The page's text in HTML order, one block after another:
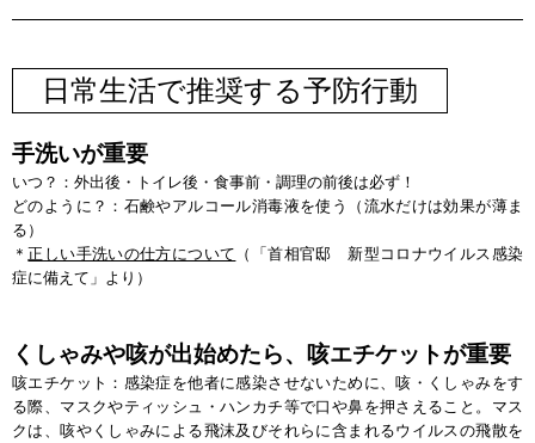
日常生活で推奨する予防行動
手洗いが重要
いつ？：外出後・トイレ後・食事前・調理の前後は必ず！
どのように？：石鹸やアルコール消毒液を使う（流水だけは効果が薄ま
る）
＊正しい手洗いの仕方について （「首相官邸 新型コロナウイルス感染
症に備えて」より）
くしゃみや咳が出始めたら、咳エチケットが重要
咳エチケット：感染症を他者に感染させないために、咳・くしゃみをす
る際、マスクやティッシュ・ハンカチ等で口や鼻を押さえること。マス
クは、咳やくしゃみによる飛沫及びそれらに含まれるウイルスの飛散を